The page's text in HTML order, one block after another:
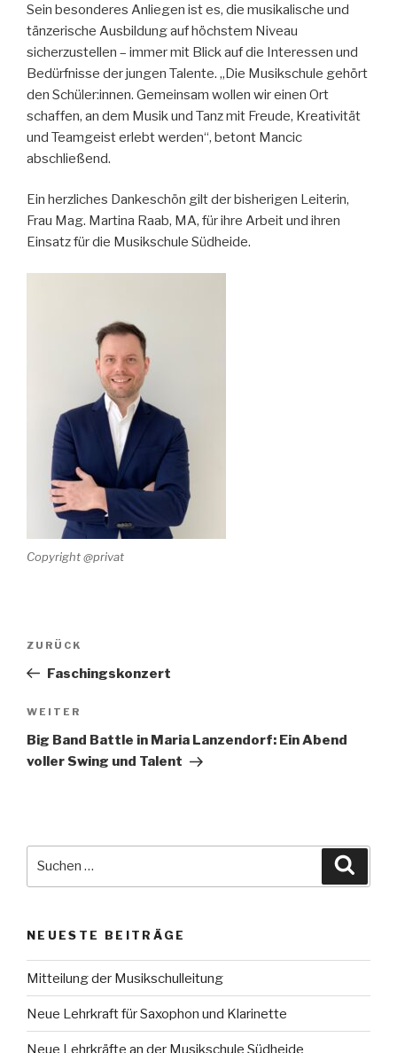
Sein besonderes Anliegen ist es, die musikalische und
tänzerische Ausbildung auf höchstem Niveau
sicherzustellen – immer mit Blick auf die Interessen und
Bedürfnisse der jungen Talente. „Die Musikschule gehört
den Schüler:innen. Gemeinsam wollen wir einen Ort
schaffen, an dem Musik und Tanz mit Freude, Kreativität
und Teamgeist erlebt werden“, betont Mancic
abschließend.
Ein herzliches Dankeschön gilt der bisherigen Leiterin,
Frau Mag. Martina Raab, MA, für ihre Arbeit und ihren
Einsatz für die Musikschule Südheide.
Copyright @privat
Beitrags-
Vorheriger
Beitrag
ZURÜCK
Faschingskonzert
Nächster
Beitrag
WEITER
Big Band Battle in Maria Lanzendorf: Ein Abend
voller Swing und Talent
NEUESTE BEITRÄGE
Mitteilung der Musikschulleitung
Neue Lehrkraft für Saxophon und Klarinette
Neue Lehrkräfte an der Musikschule Südheide